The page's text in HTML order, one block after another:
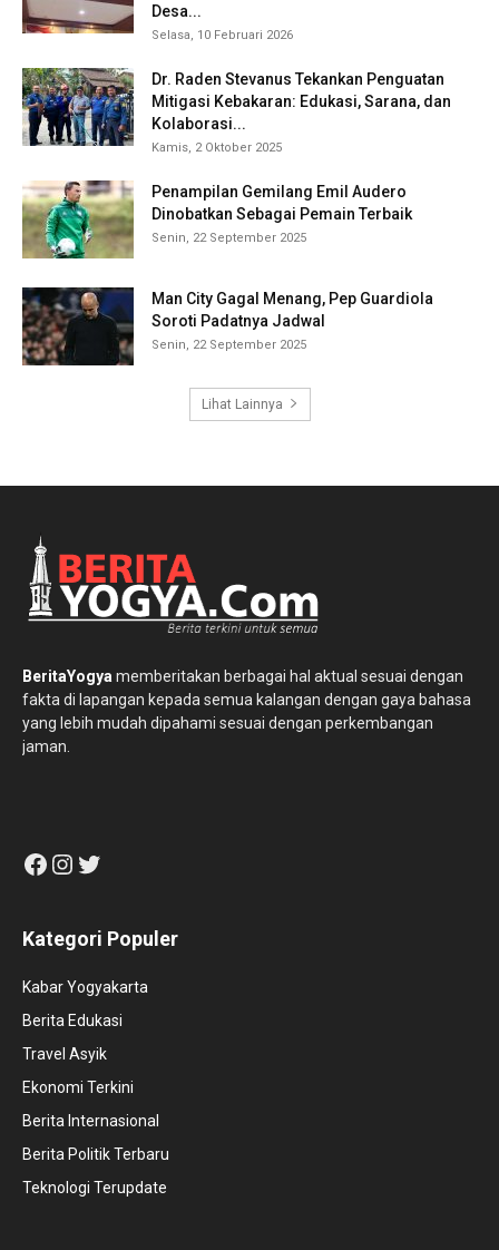
Desa...
Selasa, 10 Februari 2026
Dr. Raden Stevanus Tekankan Penguatan
Mitigasi Kebakaran: Edukasi, Sarana, dan
Kolaborasi...
Kamis, 2 Oktober 2025
Penampilan Gemilang Emil Audero
Dinobatkan Sebagai Pemain Terbaik
Senin, 22 September 2025
Man City Gagal Menang, Pep Guardiola
Soroti Padatnya Jadwal
Senin, 22 September 2025
Lihat Lainnya
BeritaYogya memberitakan berbagai hal aktual sesuai dengan
fakta di lapangan kepada semua kalangan dengan gaya bahasa
yang lebih mudah dipahami sesuai dengan perkembangan
jaman.
Facebook
Instagram
Twitter
Kategori Populer
Kabar Yogyakarta
Berita Edukasi
Travel Asyik
Ekonomi Terkini
Berita Internasional
Berita Politik Terbaru
Teknologi Terupdate